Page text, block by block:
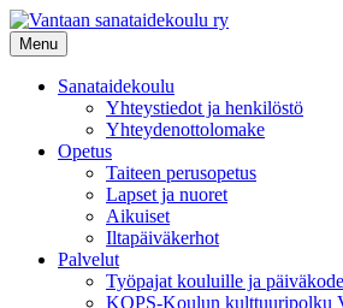
Siirry
sisältöön
Menu
Sanataidekoulu
Yhteystiedot ja henkilöstö
Yhteydenottolomake
Opetus
Taiteen perusopetus
Lapset ja nuoret
Aikuiset
Iltapäiväkerhot
Palvelut
Työpajat kouluille ja
KOPS-Koulun kulttuuripolku